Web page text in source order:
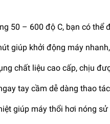
50 – 600 độ C, bạn có thể
giúp khởi động máy
chất liệu cao cấp, chịu
tay cầm dễ dàng thao
giúp máy thổi hơi nóng sử